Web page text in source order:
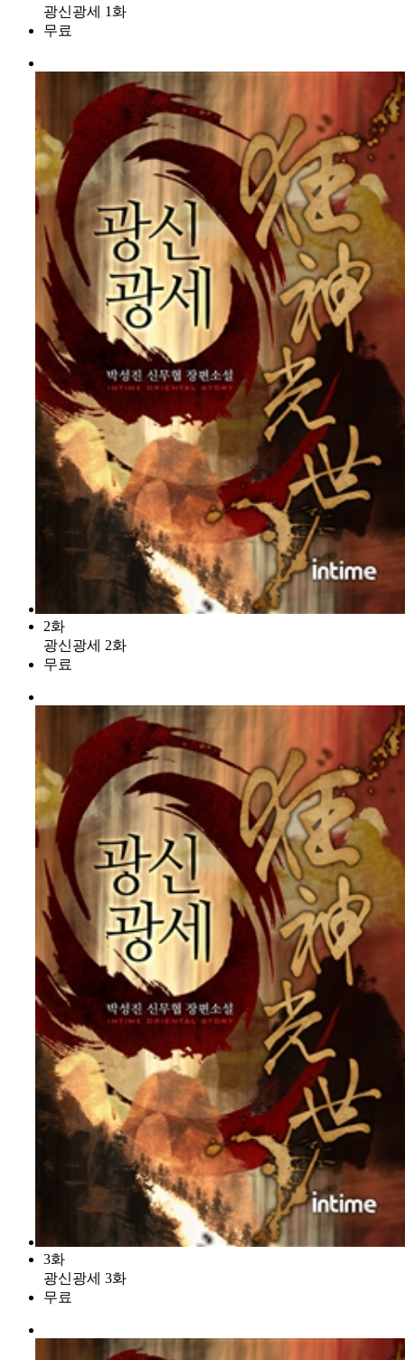
광신광세 1화
무료
2화
광신광세 2화
무료
3화
광신광세 3화
무료